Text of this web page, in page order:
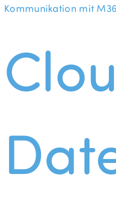
Kommunikation mit